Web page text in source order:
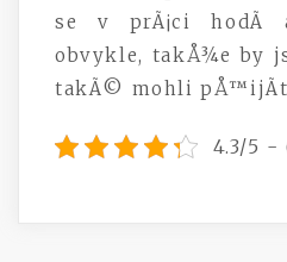
se v prÃ¡ci hodÃ­
obvykle, takÅ¾e by
takÃ© mohli pÅ™ijÃ­t
4.3/5 -